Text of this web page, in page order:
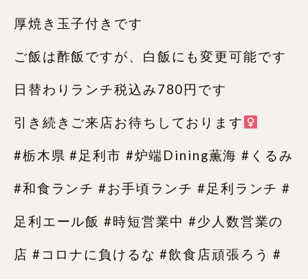
厚焼き玉子付きです
ご飯は酢飯ですが、白飯にも変更可能です
日替わりランチ税込み780円です️
引き続きご来店お待ちしております‍
#栃木県 #足利市 #炉端Dining薫海 #くるみ
#和食ランチ #お手頃ランチ #足利ランチ #
足利エール飯 #時短営業中 #少人数営業の
店 #コロナに負けるな #飲食店頑張ろう #